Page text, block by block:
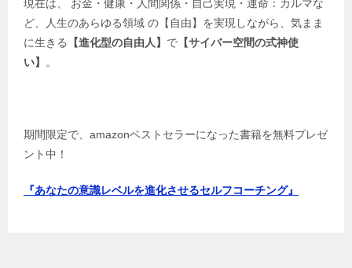
現在は、 お金・健康・人間関係・自己実現・運命：カルマな
ど、人生のあらゆる領域 の【自由】を実現しながら、気まま
に生きる
【進化型の自由人】 で 【サイバー空間の式神使
い】 。
期間限定で、amazonベストセラーになった書籍を無料プレゼ
ント中！
『あなたの意識レベルを進化させるセルフコーチング』